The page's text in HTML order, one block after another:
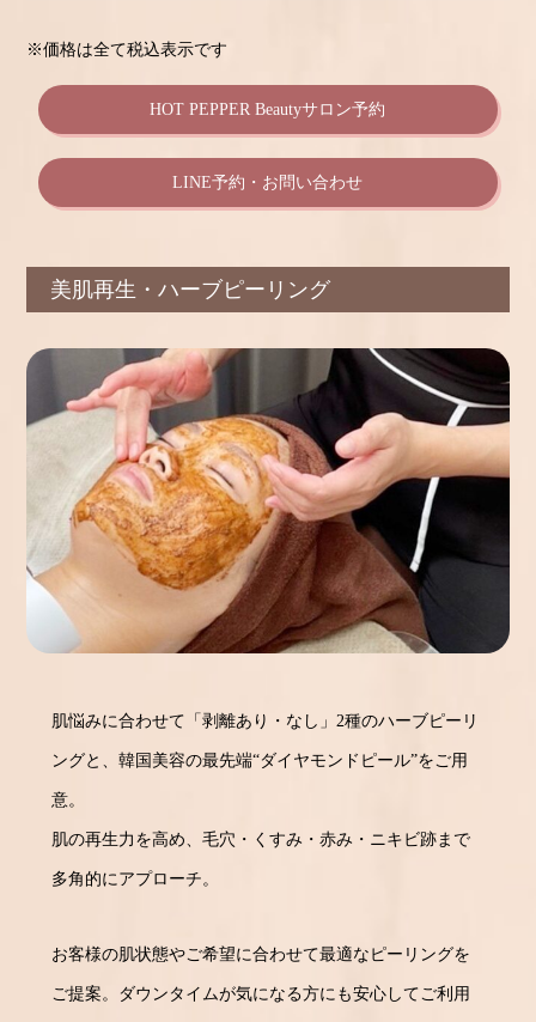
※価格は全て税込表示です
HOT PEPPER Beautyサロン予約
LINE予約・お問い合わせ
美肌再生・ハーブピーリング
肌悩みに合わせて「剥離あり・なし」2種のハーブピーリ
ングと、韓国美容の最先端“ダイヤモンドピール”をご用
意。
肌の再生力を高め、毛穴・くすみ・赤み・ニキビ跡まで
多角的にアプローチ。
お客様の肌状態やご希望に合わせて最適なピーリングを
ご提案。ダウンタイムが気になる方にも安心してご利用